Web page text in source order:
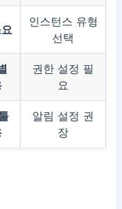
인스턴스 유형
선택
권한 설정 필
요
알림 설정 권
장